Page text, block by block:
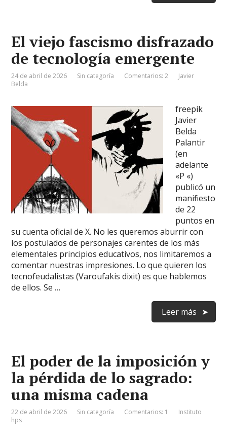
El viejo fascismo disfrazado
de tecnología emergente
24 de abril de 2026 Sin categoría Comentarios: 2
Javier
Belda
freepik
Javier
Belda
Palantir
(en
adelante
«P «)
publicó un
manifiesto
de 22
puntos en
su cuenta oficial de X. No les queremos aburrir con
los postulados de personajes carentes de los más
elementales principios educativos, nos limitaremos a
comentar nuestras impresiones. Lo que quieren los
tecnofeudalistas (Varoufakis dixit) es que hablemos
de ellos. Se …
Leer más
El poder de la imposición y
la pérdida de lo sagrado:
una misma cadena
22 de abril de 2026 Sin categoría Comentarios: 1
Instituto
hps